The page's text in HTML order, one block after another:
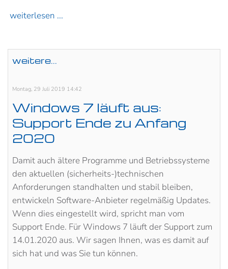
weiterlesen ...
weitere...
Montag, 29 Juli 2019 14:42
Windows 7 läuft aus:
Support Ende zu Anfang
2020
Damit auch ältere Programme und Betriebssysteme
den aktuellen (sicherheits-)technischen
Anforderungen standhalten und stabil bleiben,
entwickeln Software-Anbieter regelmäßig Updates.
Wenn dies eingestellt wird, spricht man vom
Support Ende. Für Windows 7 läuft der Support zum
14.01.2020 aus. Wir sagen Ihnen, was es damit auf
sich hat und was Sie tun können.